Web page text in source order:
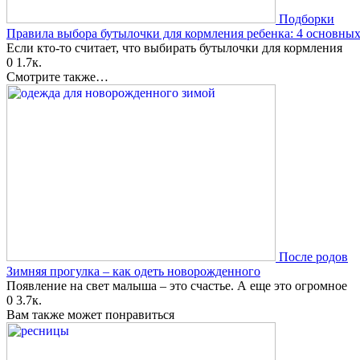
Подборки
Правила выбора бутылочки для кормления ребенка: 4
Если кто-то считает, что выбирать бутылочки для кормления
0 1.7к.
Смотрите также…
После родов
Зимняя прогулка – как одеть новорожденного
Появление на свет малыша – это счастье. А еще это огромное
0 3.7к.
Вам также может понравиться